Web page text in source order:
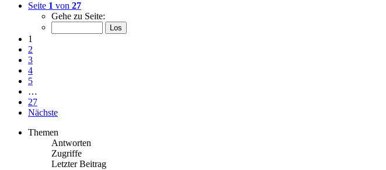
Seite 1 von 27
Gehe zu Seite:
1
2
3
4
5
…
27
Nächste
Themen
Antworten
Zugriffe
Letzter Beitrag